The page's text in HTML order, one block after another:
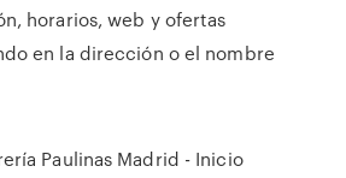
horarios, web y ofertas
en la dirección o el nombre
Paulinas Madrid - Inicio